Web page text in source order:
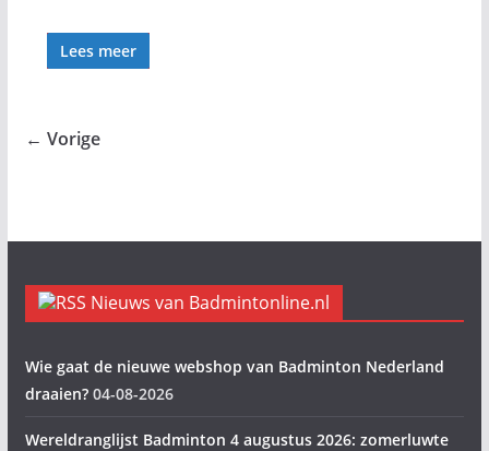
Lees meer
← Vorige
Nieuws van Badmintonline.nl
Wie gaat de nieuwe webshop van Badminton Nederland
draaien? 04-08-2026
Wereldranglijst Badminton 4 augustus 2026: zomerluwte